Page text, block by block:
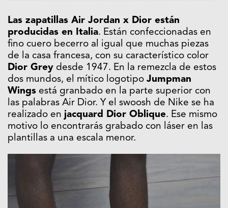
Las zapatillas Air Jordan x Dior están
producidas en Italia. Están confeccionadas en
fino cuero becerro al igual que muchas piezas
de la casa francesa, con su característico color
Dior Grey desde 1947. En la remezcla de estos
dos mundos, el mítico logotipo Jumpman
Wings está granbado en la parte superior con
las palabras Air Dior. Y el swoosh de Nike se ha
realizado en jacquard Dior Oblique. Ese mismo
motivo lo encontrarás grabado con láser en las
plantillas a una escala menor.